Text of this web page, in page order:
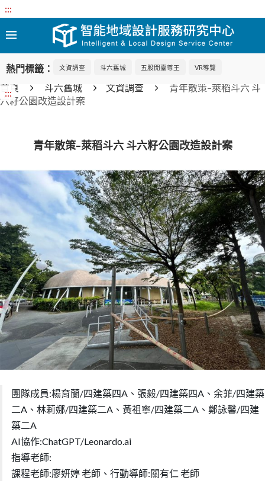
:::
熱門標籤： 文資調查 斗六舊城 五股開臺尊王 VR導覽
:::
首頁 斗六舊城 文資調查
青年散策–萊稻斗六 斗
六籽公園改造設計案
青年散策–萊稻斗六 斗六籽公園改造設計案
團隊成員:楊育蘭/四建築四A、張毅/四建築四A、余菲/四建築
二A、林莉娜/四建築二A、黃祖寧/四建築二A、鄭詠馨/四建
築二A
AI協作:ChatGPT/Leonardo.ai
指導老師:
課程老師:廖妍婷 老師、行動導師:關有仁 老師